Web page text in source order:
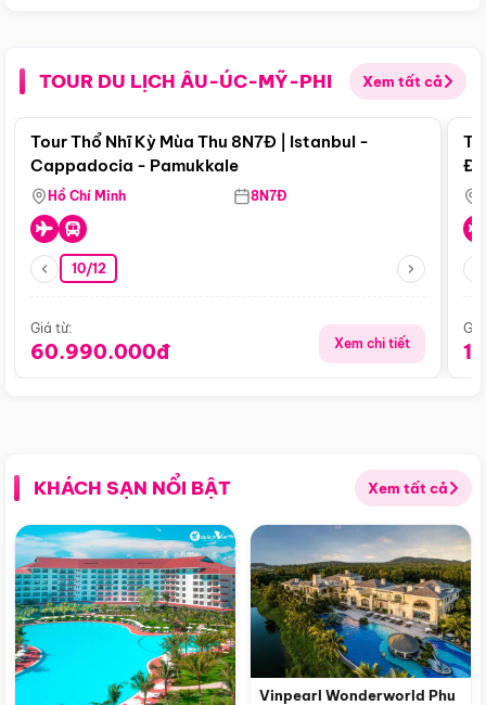
TOUR DU LỊCH ÂU-ÚC-MỸ-PHI Xem tất cả
Điểm nổi bật
Tour Thổ Nhĩ Kỳ Mùa Thu 8N7Đ | Istanbul -
Cappadocia - Pamukkale
Hồ Chí Minh 8N7Đ
10/12
Giá từ:
60.990.000đ Xem chi tiết
KHÁCH SẠN NỔI BẬT Xem tất cả
Vinpearl Wonderworld Phu